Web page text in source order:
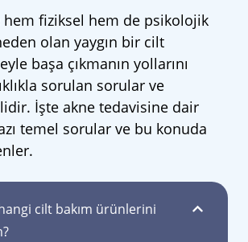
hem fiziksel hem de psikolojik
olan yaygın bir cilt
başa çıkmanın yollarını
sorulan sorular ve
İşte akne tedavisine dair
temel sorular ve bu konuda
cilt bakım ürünlerini